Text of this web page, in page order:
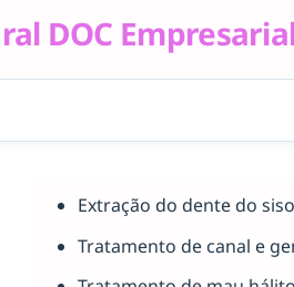
DOC
Extração do dente do siso
Tratamento de canal e